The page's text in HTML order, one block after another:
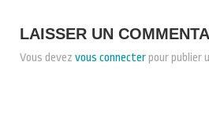
LAISSER UN
Vous devez vous connecterpour publier